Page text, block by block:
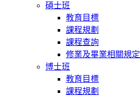
碩士班
教育目標
課程規劃
課程查詢
修業及畢業相關規定
博士班
教育目標
課程規劃